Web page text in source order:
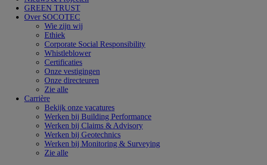
GREEN TRUST
Over SOCOTEC
Wie zijn wij
Ethiek
Corporate Social Responsibility
Whistleblower
Certificaties
Onze vestigingen
Onze directeuren
Zie alle
Carrière
Bekijk onze vacatures
Werken bij Building Performance
Werken bij Claims & Advisory
Werken bij Geotechnics
Werken bij Monitoring & Surveying
Zie alle